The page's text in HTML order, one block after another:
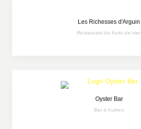
Les Richesses d'Arguin
Restaurant de fruits de mer
Oyster Bar
Bar à huitres